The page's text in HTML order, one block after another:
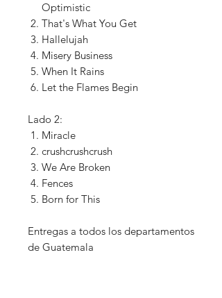
Optimistic
That's What You Get
Hallelujah
Misery Business
When It Rains
Let the Flames Begin
Lado 2:
Miracle
crushcrushcrush
We Are Broken
Fences
Born for This
Entregas a todos los departamentos
de Guatemala